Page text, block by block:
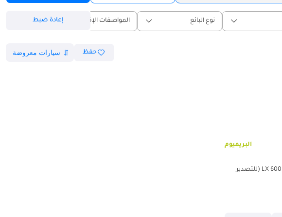
نوع البائع المواصفات الإقليمية إعادة ضبط
حفظ
البريميوم
لكزس LX 600 SIGNATURE 3.5L Lexus LX600 2026 | Best Export Price (للتصدير